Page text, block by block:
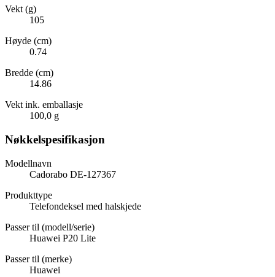
Vekt (g)
105
Høyde (cm)
0.74
Bredde (cm)
14.86
Vekt ink. emballasje
100,0 g
Nøkkelspesifikasjon
Modellnavn
Cadorabo DE-127367
Produkttype
Telefondeksel med halskjede
Passer til (modell/serie)
Huawei P20 Lite
Passer til (merke)
Huawei